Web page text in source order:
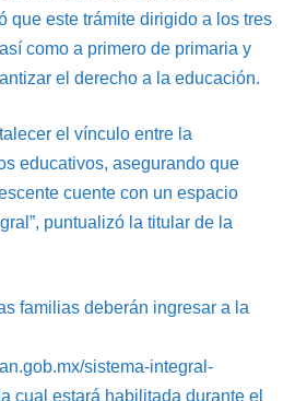
que este trámite dirigido a los tres
como a primero de primaria y
el derecho a la educación.
el vínculo entre la
educativos, asegurando que
cuente con un espacio
puntualizó la titular de la
familias deberán ingresar a la
sistema-integral-
cual estará habilitada durante el